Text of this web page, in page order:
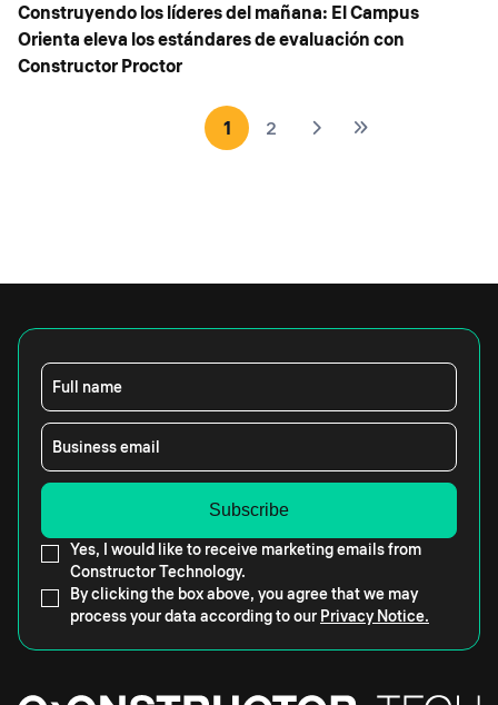
Construyendo los líderes del mañana: El Campus
Orienta eleva los estándares de evaluación con
Constructor Proctor
1 2
Full name
Business email
Yes, I would like to receive marketing emails from
Constructor Technology.
By clicking the box above, you agree that we may
process your data according to our Privacy Notice.